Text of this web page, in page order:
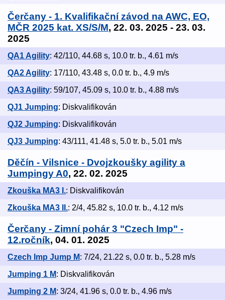
Čerčany - 1. Kvalifikační závod na AWC, EO,
MČR 2025 kat. XS/S/M, 22. 03. 2025 - 23. 03.
2025
QA1 Agility: 42/110, 44.68 s, 10.0 tr. b., 4.61 m/s
QA2 Agility: 17/110, 43.48 s, 0.0 tr. b., 4.9 m/s
QA3 Agility: 59/107, 45.09 s, 10.0 tr. b., 4.88 m/s
QJ1 Jumping: Diskvalifikován
QJ2 Jumping: Diskvalifikován
QJ3 Jumping: 43/111, 41.48 s, 5.0 tr. b., 5.01 m/s
Děčín - Vilsnice - Dvojzkoušky agility a
Jumpingy A0, 22. 02. 2025
Zkouška MA3 I.: Diskvalifikován
Zkouška MA3 II.: 2/4, 45.82 s, 10.0 tr. b., 4.12 m/s
Čerčany - Zimní pohár 3 "Czech Imp" -
12.ročník, 04. 01. 2025
Czech Imp Jump M: 7/24, 21.22 s, 0.0 tr. b., 5.28 m/s
Jumping 1 M: Diskvalifikován
Jumping 2 M: 3/24, 41.96 s, 0.0 tr. b., 4.96 m/s